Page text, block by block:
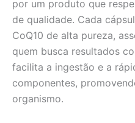
por um produto que
de qualidade. Cada
CoQ10 de alta pureza,
quem busca resultados
facilita a ingestão e a
componentes,
organismo.